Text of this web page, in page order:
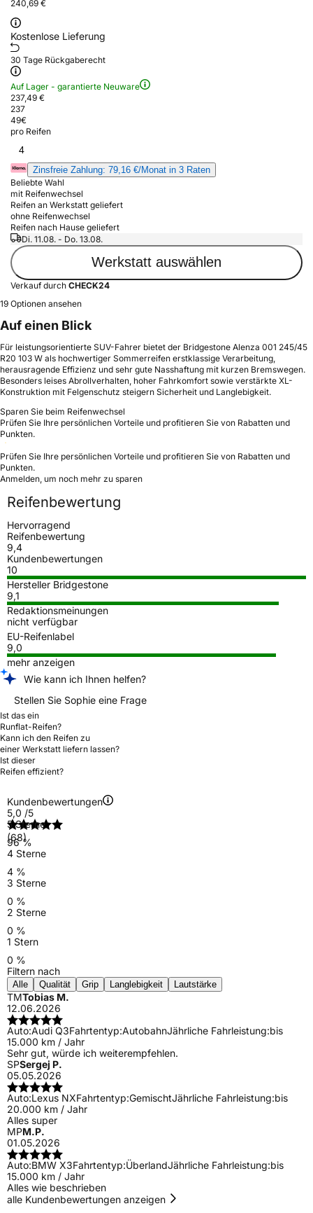
240,69 €
Kostenlose Lieferung
30 Tage Rückgaberecht
Auf Lager - garantierte Neuware
237,49 €
237
49€
pro Reifen
4
Zinsfreie Zahlung: 79,16 €/Monat in 3 Raten
Beliebte Wahl
mit Reifenwechsel
Reifen an Werkstatt geliefert
ohne Reifenwechsel
Reifen nach Hause geliefert
Di. 11.08. - Do. 13.08.
Werkstatt auswählen
Verkauf durch CHECK24
19 Optionen ansehen
Auf einen Blick
Für leistungsorientierte SUV-Fahrer bietet der Bridgestone Alenza 001 245/45
R20 103 W als hochwertiger Sommerreifen erstklassige Verarbeitung,
herausragende Effizienz und sehr gute Nasshaftung mit kurzen Bremswegen.
Besonders leises Abrollverhalten, hoher Fahrkomfort sowie verstärkte XL-
Konstruktion mit Felgenschutz steigern Sicherheit und Langlebigkeit.
Sparen Sie beim Reifenwechsel
Prüfen Sie Ihre persönlichen Vorteile und profitieren Sie von Rabatten und
Punkten.
Prüfen Sie Ihre persönlichen Vorteile und profitieren Sie von Rabatten und
Punkten.
Anmelden, um noch mehr zu sparen
Reifenbewertung
Hervorragend
Reifenbewertung
9,4
Kundenbewertungen
10
Hersteller Bridgestone
9,1
Redaktionsmeinungen
nicht verfügbar
EU-Reifenlabel
9,0
mehr anzeigen
Wie kann ich Ihnen helfen?
Stellen Sie Sophie eine Frage
Ist das ein
Runflat-Reifen?
Kann ich den Reifen zu
einer Werkstatt liefern lassen?
Ist dieser
Reifen effizient?
Kundenbewertungen
5,0 /5
(68)
5 Sterne
96 %
4 Sterne
4 %
3 Sterne
0 %
2 Sterne
0 %
1 Stern
0 %
Filtern nach
Alle Qualität Grip Langlebigkeit Lautstärke
TMTobias M.
12.06.2026
Auto:Audi Q3Fahrtentyp:AutobahnJährliche Fahrleistung:bis
15.000 km / Jahr
Sehr gut, würde ich weiterempfehlen.
SPSergej P.
05.05.2026
Auto:Lexus NXFahrtentyp:GemischtJährliche Fahrleistung:bis
20.000 km / Jahr
Alles super
MPM.P.
01.05.2026
Auto:BMW X3Fahrtentyp:ÜberlandJährliche Fahrleistung:bis
15.000 km / Jahr
Alles wie beschrieben
alle Kundenbewertungen anzeigen